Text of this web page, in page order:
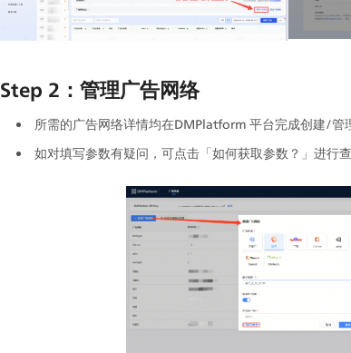
Step 2：管理广告网络
所需的广告网络详情均在DMPlatform 平台完成创建/
如对填写参数有疑问，可点击「如何获取参数？」进行